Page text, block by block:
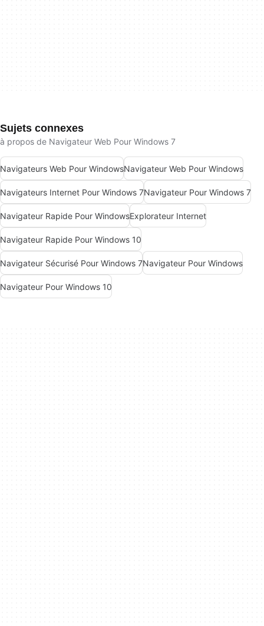
Sujets connexes
à propos de Navigateur Web Pour Windows 7
Navigateurs Web Pour WindowsNavigateur Web Pour Windows
Navigateurs Internet Pour Windows 7Navigateur Pour Windows 7
Navigateur Rapide Pour WindowsExplorateur Internet
Navigateur Rapide Pour Windows 10
Navigateur Sécurisé Pour Windows 7Navigateur Pour Windows
Navigateur Pour Windows 10